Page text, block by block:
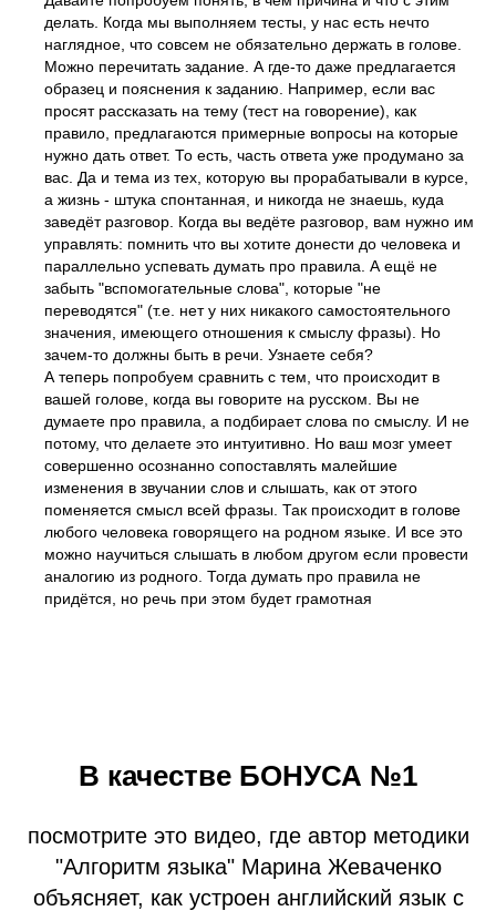
делать. Когда мы выполняем тесты, у нас есть нечто
наглядное, что совсем не обязательно держать в голове.
Можно перечитать задание. А где-то даже предлагается
образец и пояснения к заданию. Например, если вас
просят рассказать на тему (тест на говорение), как
правило, предлагаются примерные вопросы на которые
нужно дать ответ. То есть, часть ответа уже продумано за
вас. Да и тема из тех, которую вы прорабатывали в курсе,
а жизнь - штука спонтанная, и никогда не знаешь, куда
заведёт разговор. Когда вы ведёте разговор, вам нужно им
управлять: помнить что вы хотите донести до человека и
параллельно успевать думать про правила. А ещё не
забыть "вспомогательные слова", которые "не
переводятся" (т.е. нет у них никакого самостоятельного
значения, имеющего отношения к смыслу фразы). Но
зачем-то должны быть в речи. Узнаете себя?
А теперь попробуем сравнить с тем, что происходит в
вашей голове, когда вы говорите на русском. Вы не
думаете про правила, а подбирает слова по смыслу. И не
потому, что делаете это интуитивно. Но ваш мозг умеет
совершенно осознанно сопоставлять малейшие
изменения в звучании слов и слышать, как от этого
поменяется смысл всей фразы. Так происходит в голове
любого человека говорящего на родном языке. И все это
можно научиться слышать в любом другом если провести
аналогию из родного. Тогда думать про правила не
придётся, но речь при этом будет грамотная
В качестве БОНУСА №1
посмотрите это видео, где автор методики
"Алгоритм языка" Марина Жеваченко
объясняет, как устроен английский язык с